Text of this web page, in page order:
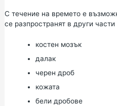
С течение на времето е
се разпространят в други
костен мозък
далак
черен дроб
кожата
бели дробове